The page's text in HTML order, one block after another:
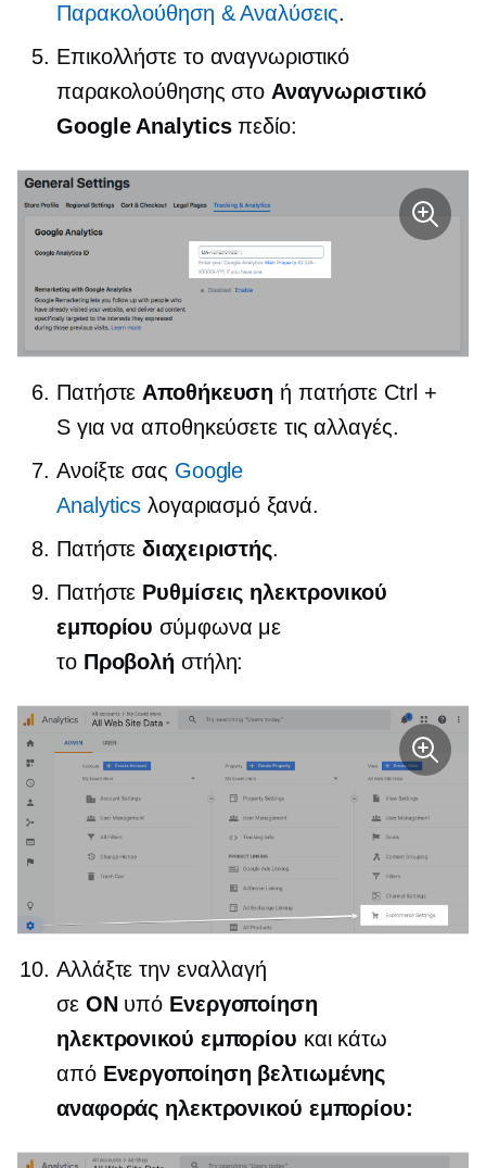
Παρακολούθηση & Αναλύσεις.
Επικολλήστε το αναγνωριστικό
παρακολούθησης στοΑναγνωριστικό
Google Analyticsπεδίο:
Πατήστε Αποθήκευση ή πατήστε Ctrl +
S για να αποθηκεύσετε τις αλλαγές.
Ανοίξτε σας Google
Analytics λογαριασμό ξανά.
Πατήστεδιαχειριστής.
Πατήστε Ρυθμίσεις ηλεκτρονικού
εμπορίου σύμφωνα με
το Προβολή στήλη:
Αλλάξτε την εναλλαγή
σε ONυπό Ενεργοποίηση
ηλεκτρονικού εμπορίου και κάτω
από Ενεργοποίηση βελτιωμένης
αναφοράς ηλεκτρονικού εμπορίου: